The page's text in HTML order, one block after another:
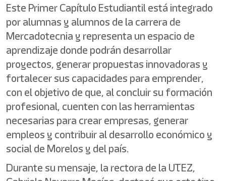
Este Primer Capítulo Estudiantil está integrado
por alumnas y alumnos de la carrera de
Mercadotecnia y representa un espacio de
aprendizaje donde podrán desarrollar
proyectos, generar propuestas innovadoras y
fortalecer sus capacidades para emprender,
con el objetivo de que, al concluir su formación
profesional, cuenten con las herramientas
necesarias para crear empresas, generar
empleos y contribuir al desarrollo económico y
social de Morelos y del país.
Durante su mensaje, la rectora de la UTEZ,